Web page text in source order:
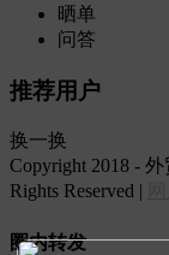
晒单
问答
推荐用户
换一换
Copyright 2018 -
Rights Reserved |
圈内转发